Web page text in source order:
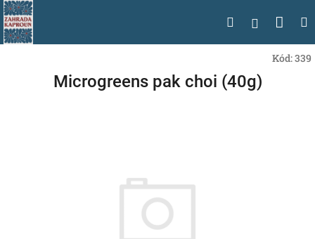
Přejít
na
obsah
Hledat
Kód:339
Microgreens pak choi (40g)